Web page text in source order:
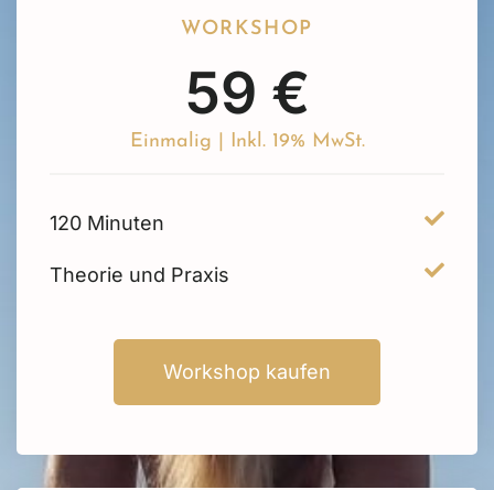
WORKSHOP
59 €
Einmalig | Inkl. 19% MwSt.
120 Minuten
Theorie und Praxis
Workshop kaufen